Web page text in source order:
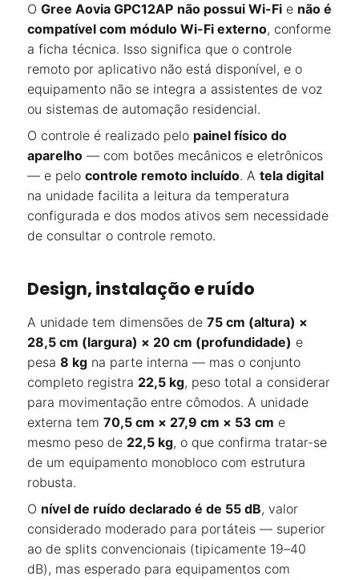
O Gree Aovia GPC12AP não possui Wi-Fi e não é
compatível com módulo Wi-Fi externo, conforme
a ficha técnica. Isso significa que o controle
remoto por aplicativo não está disponível, e o
equipamento não se integra a assistentes de voz
ou sistemas de automação residencial.
O controle é realizado pelo painel físico do
aparelho — com botões mecânicos e eletrônicos
— e pelo controle remoto incluído. A tela digital
na unidade facilita a leitura da temperatura
configurada e dos modos ativos sem necessidade
de consultar o controle remoto.
Design, instalação e ruído
A unidade tem dimensões de 75 cm (altura) ×
28,5 cm (largura) × 20 cm (profundidade) e
pesa 8 kg na parte interna — mas o conjunto
completo registra 22,5 kg, peso total a considerar
para movimentação entre cômodos. A unidade
externa tem 70,5 cm × 27,9 cm × 53 cm e
mesmo peso de 22,5 kg, o que confirma tratar-se
de um equipamento monobloco com estrutura
robusta.
O nível de ruído declarado é de 55 dB, valor
considerado moderado para portáteis — superior
ao de splits convencionais (tipicamente 19–40
dB), mas esperado para equipamentos com